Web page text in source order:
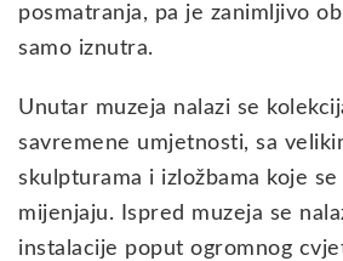
posmatranja, pa je zanimljivo
samo iznutra.
Unutar muzeja nalazi se
savremene umjetnosti, sa
skulpturama i izložbama koje
mijenjaju. Ispred muzeja se
instalacije poput ogromnog